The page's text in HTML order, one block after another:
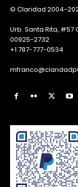
© Claridad 2004-
Urb. Santa Rita, #57
00925-2732
+1 787-777-0534